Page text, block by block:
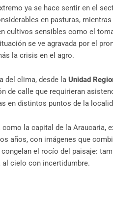
ya se hace sentir en el
en pasturas,
cultivos sensibles como el
se ve agravada por el
la crisis en el agro.
del clima, desde la Unidad
de calle que requirieran
en distintos puntos de la
como la capital de la Araucaria,
años, con imágenes que
el rocío del paisaje:
cielo con incertidumbre.